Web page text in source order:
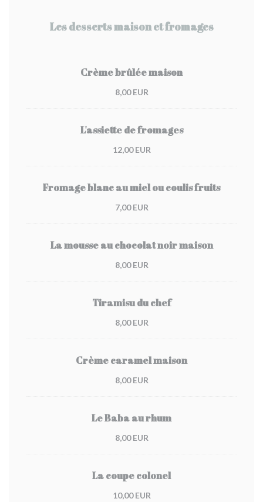
Les desserts maison et fromages
Crème brûlée maison
8,00 EUR
L'assiette de fromages
12,00 EUR
Fromage blanc au miel ou coulis fruits
7,00 EUR
La mousse au chocolat noir maison
8,00 EUR
Tiramisu du chef
8,00 EUR
Crème caramel maison
8,00 EUR
Le Baba au rhum
8,00 EUR
La coupe colonel
10,00 EUR